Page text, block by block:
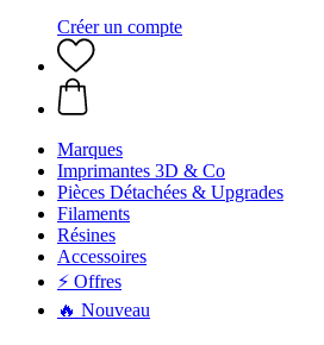
Créer un compte
Marques
Imprimantes 3D & Co
Pièces Détachées & Upgrades
Filaments
Résines
Accessoires
⚡ Offres
🔥 Nouveau